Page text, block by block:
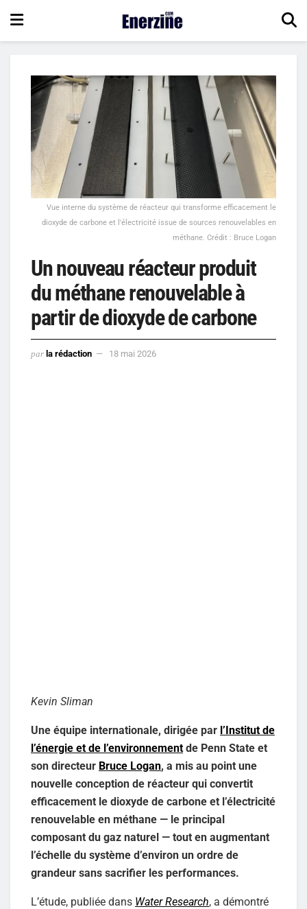
Vue interne du système de réacteur qui transforme efficacement le
dioxyde de carbone et l'électricité issue de sources renouvelables en
méthane. Crédit : Bruce Logan
Un nouveau réacteur produit
du méthane renouvelable à
partir de dioxyde de carbone
par la rédaction 18 mai 2026
Kevin Sliman
Une équipe internationale, dirigée par l’Institut de
l’énergie et de l’environnementde Penn State et
son directeur Bruce Logan, a mis au point une
nouvelle conception de réacteur qui convertit
efficacement le dioxyde de carbone et l’électricité
renouvelable en méthane — le principal
composant du gaz naturel — tout en augmentant
l’échelle du système d’environ un ordre de
grandeur sans sacrifier les performances.
L’étude, publiée dans Water Research, a démontré